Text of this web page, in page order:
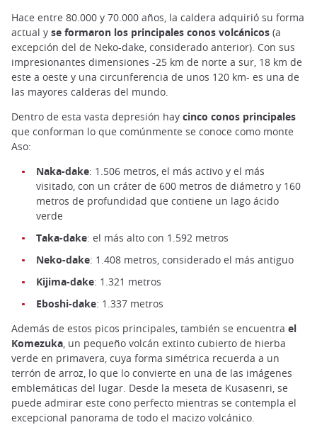
Hace entre 80.000 y 70.000 años, la caldera adquirió su forma
actual y se formaron los principales conos volcánicos (a
excepción del de Neko-dake, considerado anterior). Con sus
impresionantes dimensiones -25 km de norte a sur, 18 km de
este a oeste y una circunferencia de unos 120 km- es una de
las mayores calderas del mundo.
Dentro de esta vasta depresión hay cinco conos principales
que conforman lo que comúnmente se conoce como monte
Aso:
Naka-dake: 1.506 metros, el más activo y el más
visitado, con un cráter de 600 metros de diámetro y 160
metros de profundidad que contiene un lago ácido
verde
Taka-dake: el más alto con 1.592 metros
Neko-dake: 1.408 metros, considerado el más antiguo
Kijima-dake: 1.321 metros
Eboshi-dake: 1.337 metros
Además de estos picos principales, también se encuentra el
Komezuka, un pequeño volcán extinto cubierto de hierba
verde en primavera, cuya forma simétrica recuerda a un
terrón de arroz, lo que lo convierte en una de las imágenes
emblemáticas del lugar. Desde la meseta de Kusasenri, se
puede admirar este cono perfecto mientras se contempla el
excepcional panorama de todo el macizo volcánico.